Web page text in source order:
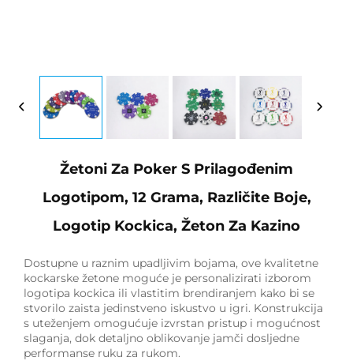
Žetoni Za Poker S Prilagođenim
Logotipom, 12 Grama, Različite Boje,
Logotip Kockica, Žeton Za Kazino
Dostupne u raznim upadljivim bojama, ove kvalitetne
kockarske žetone moguće je personalizirati izborom
logotipa kockica ili vlastitim brendiranjem kako bi se
stvorilo zaista jedinstveno iskustvo u igri. Konstrukcija
s uteženjem omogućuje izvrstan pristup i mogućnost
slaganja, dok detaljno oblikovanje jamči dosljedne
performanse ruku za rukom.